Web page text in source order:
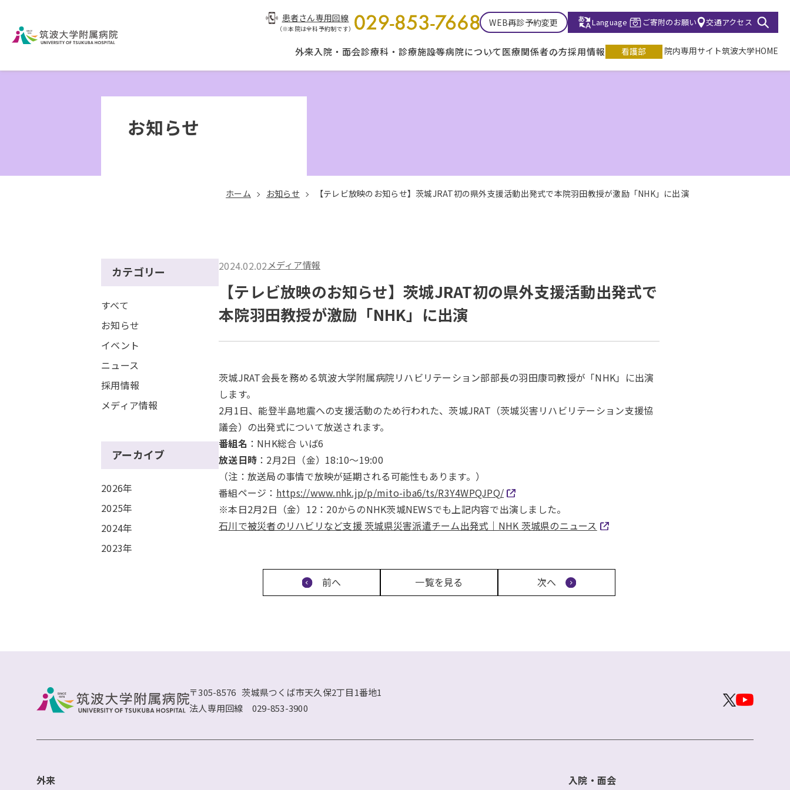
患者さん専用回線
（※本院は全科予約制です）
WEB再診予約変更 Language ご寄附のお願い 交通アクセス
外来入院・面会診療科・診療施設等病院について医療関係者の方採用情報 看護部 院内専用サイト筑波大学HOME
お知らせ
ホーム お知らせ 【テレビ放映のお知らせ】茨城JRAT初の県外支援活動出発式で本院羽田教授が激励「NHK」に出演
カテゴリー
すべて
お知らせ
イベント
ニュース
採用情報
メディア情報
アーカイブ
2026年
2025年
2024年
2023年
2024.02.02メディア情報
【テレビ放映のお知らせ】茨城JRAT初の県外支援活動出発式で
本院羽田教授が激励「NHK」に出演
茨城JRAT会長を務める筑波大学附属病院リハビリテーション部部長の羽田康司教授が「NHK」に出演
します。
2月1日、能登半島地震への支援活動のため行われた、茨城JRAT（茨城災害リハビリテーション支援協
議会）の出発式について放送されます。
番組名 ：NHK総合 いば6
放送日時 ：2月2日（金）18:10～19:00
（注：放送局の事情で放映が延期される可能性もあります。）
番組ページ： https://www.nhk.jp/p/mito-iba6/ts/R3Y4WPQJPQ/
※本日2月2日（金）12：20からのNHK茨城NEWSでも上記内容で出演しました。
石川で被災者のリハビリなど支援 茨城県災害派遣チーム出発式｜NHK 茨城県のニュース
前へ 一覧を見る 次へ
〒305-8576 茨城県つくば市天久保2丁目1番地1
法人専用回線 029-853-3900
外来 入院・面会